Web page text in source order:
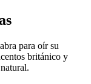
para oír su
británico y